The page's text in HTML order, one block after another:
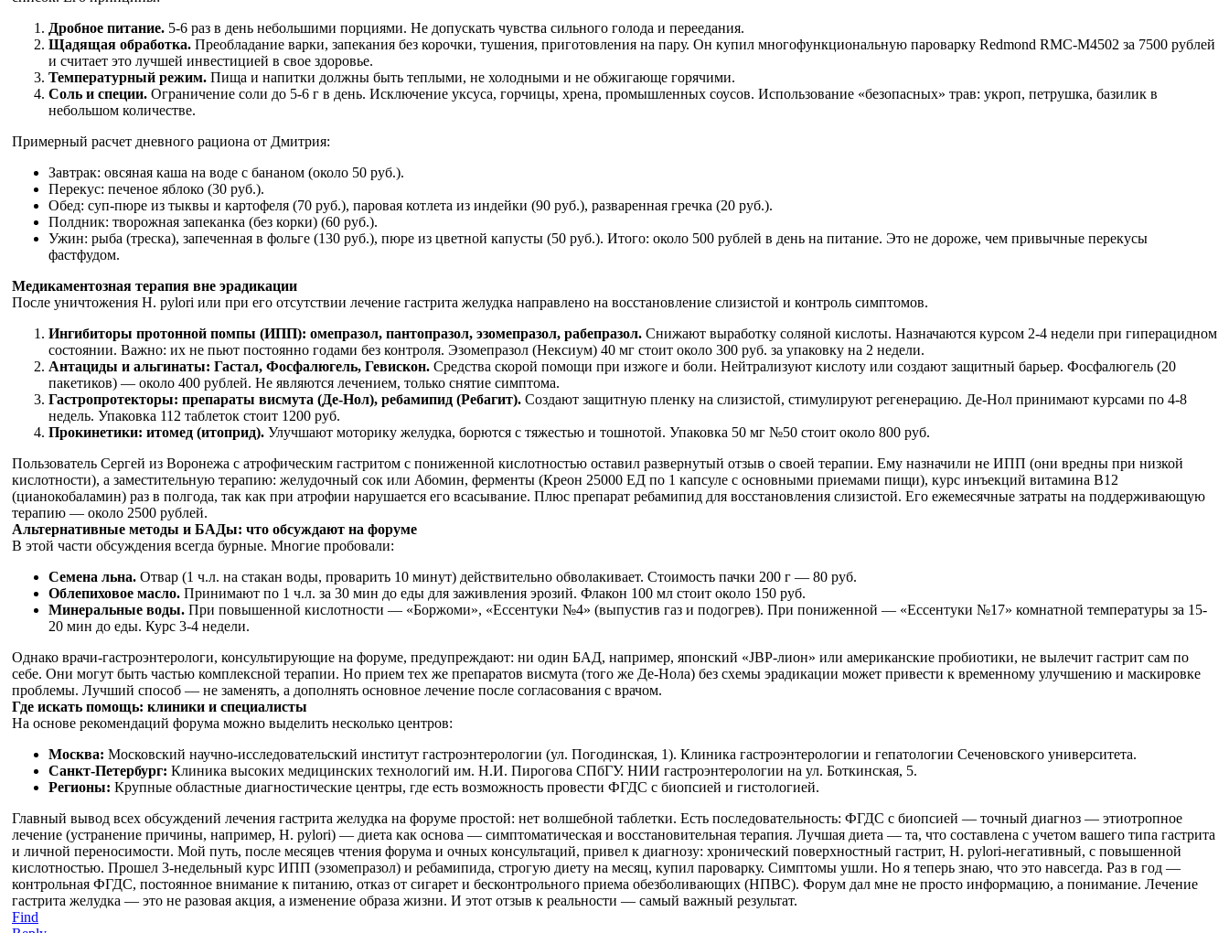
Дробное питание. 5-6 раз в день небольшими порциями. Не допускать чувства сильного голода и переедания.
Щадящая обработка. Преобладание варки, запекания без корочки, тушения, приготовления на пару. Он купил многофункциональную пароварку Redmond RMC-M4502 за 7500 рублей
и считает это лучшей инвестицией в свое здоровье.
Температурный режим. Пища и напитки должны быть теплыми, не холодными и не обжигающе горячими.
Соль и специи. Ограничение соли до 5-6 г в день. Исключение уксуса, горчицы, хрена, промышленных соусов. Использование «безопасных» трав: укроп, петрушка, базилик в
небольшом количестве.
Примерный расчет дневного рациона от Дмитрия:
Завтрак: овсяная каша на воде с бананом (около 50 руб.).
Перекус: печеное яблоко (30 руб.).
Обед: суп-пюре из тыквы и картофеля (70 руб.), паровая котлета из индейки (90 руб.), разваренная гречка (20 руб.).
Полдник: творожная запеканка (без корки) (60 руб.).
Ужин: рыба (треска), запеченная в фольге (130 руб.), пюре из цветной капусты (50 руб.). Итого: около 500 рублей в день на питание. Это не дороже, чем привычные перекусы
фастфудом.
Медикаментозная терапия вне эрадикации
После уничтожения H. pylori или при его отсутствии лечение гастрита желудка направлено на восстановление слизистой и контроль симптомов.
Ингибиторы протонной помпы (ИПП): омепразол, пантопразол, эзомепразол, рабепразол. Снижают выработку соляной кислоты. Назначаются курсом 2-4 недели при гиперацидном
состоянии. Важно: их не пьют постоянно годами без контроля. Эзомепразол (Нексиум) 40 мг стоит около 300 руб. за упаковку на 2 недели.
Антациды и альгинаты: Гастал, Фосфалюгель, Гевискон. Средства скорой помощи при изжоге и боли. Нейтрализуют кислоту или создают защитный барьер. Фосфалюгель (20
пакетиков) — около 400 рублей. Не являются лечением, только снятие симптома.
Гастропротекторы: препараты висмута (Де-Нол), ребамипид (Ребагит). Создают защитную пленку на слизистой, стимулируют регенерацию. Де-Нол принимают курсами по 4-8
недель. Упаковка 112 таблеток стоит 1200 руб.
Прокинетики: итомед (итоприд). Улучшают моторику желудка, борются с тяжестью и тошнотой. Упаковка 50 мг №50 стоит около 800 руб.
Пользователь Сергей из Воронежа с атрофическим гастритом с пониженной кислотностью оставил развернутый отзыв о своей терапии. Ему назначили не ИПП (они вредны при низкой
кислотности), а заместительную терапию: желудочный сок или Абомин, ферменты (Креон 25000 ЕД по 1 капсуле с основными приемами пищи), курс инъекций витамина В12
(цианокобаламин) раз в полгода, так как при атрофии нарушается его всасывание. Плюс препарат ребамипид для восстановления слизистой. Его ежемесячные затраты на поддерживающую
терапию — около 2500 рублей.
Альтернативные методы и БАДы: что обсуждают на форуме
В этой части обсуждения всегда бурные. Многие пробовали:
Семена льна. Отвар (1 ч.л. на стакан воды, проварить 10 минут) действительно обволакивает. Стоимость пачки 200 г — 80 руб.
Облепиховое масло. Принимают по 1 ч.л. за 30 мин до еды для заживления эрозий. Флакон 100 мл стоит около 150 руб.
Минеральные воды. При повышенной кислотности — «Боржоми», «Ессентуки №4» (выпустив газ и подогрев). При пониженной — «Ессентуки №17» комнатной температуры за 15-
20 мин до еды. Курс 3-4 недели.
Однако врачи-гастроэнтерологи, консультирующие на форуме, предупреждают: ни один БАД, например, японский «JBP-лион» или американские пробиотики, не вылечит гастрит сам по
себе. Они могут быть частью комплексной терапии. Но прием тех же препаратов висмута (того же Де-Нола) без схемы эрадикации может привести к временному улучшению и маскировке
проблемы. Лучший способ — не заменять, а дополнять основное лечение после согласования с врачом.
Где искать помощь: клиники и специалисты
На основе рекомендаций форума можно выделить несколько центров:
Москва: Московский научно-исследовательский институт гастроэнтерологии (ул. Погодинская, 1). Клиника гастроэнтерологии и гепатологии Сеченовского университета.
Санкт-Петербург: Клиника высоких медицинских технологий им. Н.И. Пирогова СПбГУ. НИИ гастроэнтерологии на ул. Боткинская, 5.
Регионы: Крупные областные диагностические центры, где есть возможность провести ФГДС с биопсией и гистологией.
Главный вывод всех обсуждений лечения гастрита желудка на форуме простой: нет волшебной таблетки. Есть последовательность: ФГДС с биопсией — точный диагноз — этиотропное
лечение (устранение причины, например, H. pylori) — диета как основа — симптоматическая и восстановительная терапия. Лучшая диета — та, что составлена с учетом вашего типа гастрита
и личной переносимости. Мой путь, после месяцев чтения форума и очных консультаций, привел к диагнозу: хронический поверхностный гастрит, H. pylori-негативный, с повышенной
кислотностью. Прошел 3-недельный курс ИПП (эзомепразол) и ребамипида, строгую диету на месяц, купил пароварку. Симптомы ушли. Но я теперь знаю, что это навсегда. Раз в год —
контрольная ФГДС, постоянное внимание к питанию, отказ от сигарет и бесконтрольного приема обезболивающих (НПВС). Форум дал мне не просто информацию, а понимание. Лечение
гастрита желудка — это не разовая акция, а изменение образа жизни. И этот отзыв к реальности — самый важный результат.
Find